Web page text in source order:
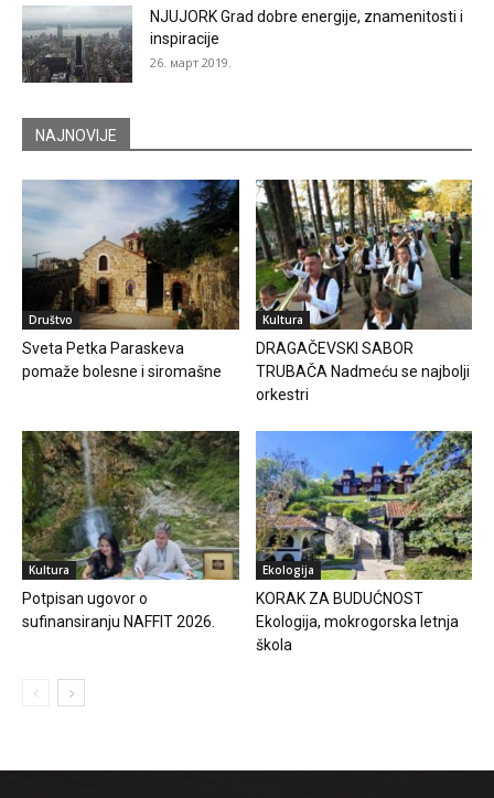
NJUJORK Grad dobre energije, znamenitosti i
inspiracije
26. март 2019.
NAJNOVIJE
Društvo
Sveta Petka Paraskeva
pomaže bolesne i siromašne
Kultura
DRAGAČEVSKI SABOR
TRUBAČA Nadmeću se najbolji
orkestri
Kultura
Potpisan ugovor o
sufinansiranju NAFFIT 2026.
Ekologija
KORAK ZA BUDUĆNOST
Ekologija, mokrogorska letnja
škola